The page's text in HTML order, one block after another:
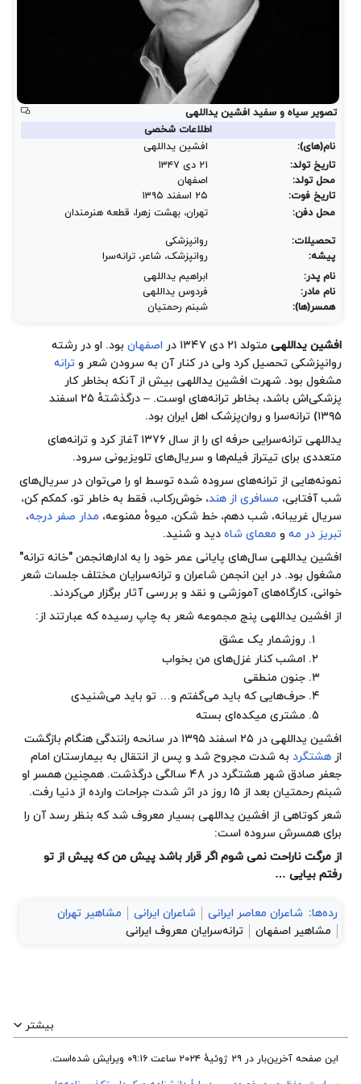
تصویر سیاه و سفید افشین یداللهی
اطلاعات شخصی
نام(های):
افشین یداللهی
تاریخ تولد:
۲۱ دی ۱۳۴۷
محل تولد:
اصفهان
تاریخ فوت:
۲۵ اسفند ۱۳۹۵
محل دفن:
تهران، بهشت زهرا، قطعه هنرمندان
تحصیلات:
روانپزشکی
پیشه:
روانپزشک، شاعر، ترانه‌سرا
نام پدر:
ابراهیم یداللهی
نام مادر:
فردوس یداللهی
همسر(ها):
شبنم رحمتیان
افشین یداللهی متولد ۲۱ دی ۱۳۴۷ در اصفهان بود. او در رشته
روانپزشکی تحصیل کرد ولی در کنار آن به سرودن شعر و ترانه
مشغول بود. شهرت افشین یداللهی بیش از آنکه بخاطر کار
پزشکی‌اش باشد، بخاطر ترانه‌های اوست. – درگذشتهٔ ۲۵ اسفند
۱۳۹۵) ترانه‌سرا و روان‌پزشک اهل ایران بود.
یداللهی ترانه‌سرایی حرفه ای را از سال ۱۳۷۶ آغاز کرد و ترانه‌های
متعددی برای تیتراز فیلم‌ها و سریال‌های تلویزیونی سرود.
نمونه‌هایی از ترانه‌های سروده شده توسط او را می‌توان در سریال‌های
شب آفتابی، مسافری از هند، خوش‌رکاب، فقط به خاطر تو، کمکم کن،
سریال غریبانه، شب دهم، خط شکن، میوهٔ ممنوعه، مدار صفر درجه،
تبریز در مه و معمای شاه دید و شنید.
افشین یداللهی سال‌های پایانی عمر خود را به ادارهانجمن "خانه ترانه"
مشغول بود. در این انجمن شاعران و ترانه‌سرایان مختلف جلسات شعر
خوانی، کارگاه‌های آموزشی و نقد و بررسی آثار برگزار می‌کردند.
از افشین یداللهی پنج مجموعه شعر به چاپ رسیده که عبارتند از:
روزشمار یک عشق
امشب کنار غزل‌های من بخواب
جنون منطقی
حرف‌هایی که باید می‌گفتم و… تو باید می‌شنیدی
مشتری میکده‌ای بسته
افشین یداللهی در ۲۵ اسفند ۱۳۹۵ در سانحه رانندگی هنگام بازگشت
از هشتگرد به شدت مجروح شد و پس از انتقال به بیمارستان امام
جعفر صادق شهر هشتگرد در ۴۸ سالگی درگذشت. همچنین همسر او
شبنم رحمتیان بعد از ۱۵ روز در اثر شدت جراحات وارده از دنیا رفت.
شعر کوتاهی از افشین یداللهی بسیار معروف شد که بنظر ‌رسد آن را
برای همسرش سروده است:
از مرگت ناراحت نمی ‌شوم اگر قرار باشد پیش من که پیش از تو
رفتم بیایی …
رده‌ها: شاعران معاصر ایرانی شاعران ایرانی
مشاهیر تهران
مشاهیر اصفهان
ترانه‌سرایان معروف ایرانی
بیشتر
این صفحه آخرین‌بار در ‏۲۹ ژوئیهٔ ۲۰۲۴ ساعت ‏۰۹:۱۶ ویرایش شده‌است.